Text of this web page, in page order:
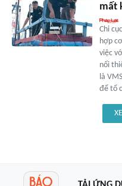
mất
Chi
hợp
việc
nối
là
để tổ